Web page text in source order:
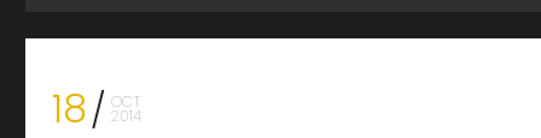
18 OCT
2014